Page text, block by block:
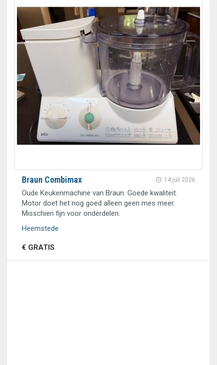
14 juli 2026
Braun Combimax
Oude Keukenmachine van Braun. Goede kwaliteit.
Motor doet het nog goed alleen geen mes meer.
Misschien fijn voor onderdelen.
Heemstede
€ GRATIS